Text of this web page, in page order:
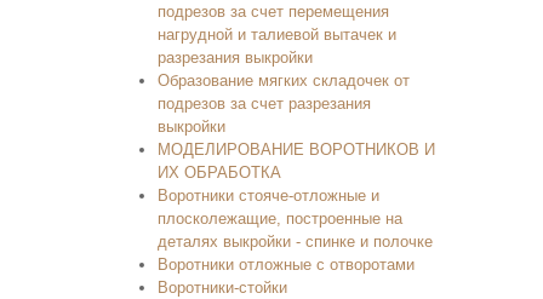
подрезов за счет перемещения
нагрудной и талиевой вытачек и
разрезания выкройки
Образование мягких складочек от
подрезов за счет разрезания
выкройки
МОДЕЛИРОВАНИЕ ВОРОТНИКОВ И
ИХ ОБРАБОТКА
Воротники стояче-отложные и
плосколежащие, построенные на
деталях выкройки - спинке и полочке
Воротники отложные с отворотами
Воротники-стойки